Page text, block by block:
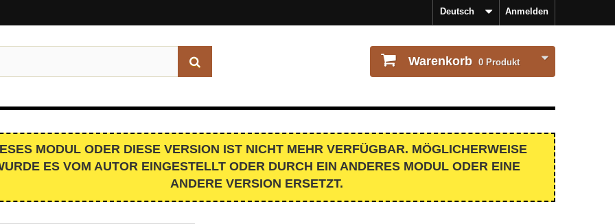
Anmelden
Deutsch
Warenkorb 0 Produkt
MODUL ODER DIESE VERSION IST NICHT MEHR VERFÜGBAR. MÖGLICHERWEISE
ES VOM AUTOR EINGESTELLT ODER DURCH EIN ANDERES MODUL ODER EINE
ANDERE VERSION ERSETZT.